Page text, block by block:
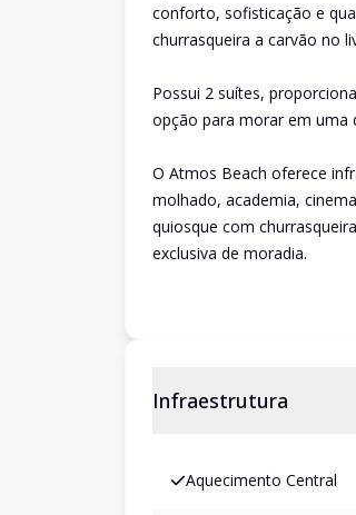
conforto, sofisticação e
churrasqueira a carvão no
Possui 2 suítes,
opção para morar em uma
O Atmos Beach oferece
molhado, academia,
quiosque com
exclusiva de moradia.
Infraestrutura
Aquecimento Central